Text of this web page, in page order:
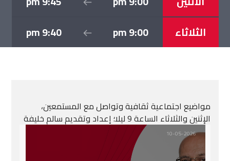
الثلاثاء
9:00 pm
9:40 pm
مواضيع اجتماعية ثقافية وتواصل مع المستمعين،
الإثنين والثلاثاء الساعة 9 ليلا؛ إعداد وتقديم سالم خليفة
10-05-2026